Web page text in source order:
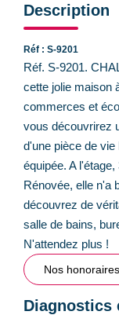
Description
Réf : S-9201
Réf. S-9201.
cette jolie maison
commerces et
vous découvrirez
d'une pièce de
équipée. A
Rénovée, elle n'a
découvrez de
salle de bains,
N'attendez plus !
Nos honoraires
Diagnostics